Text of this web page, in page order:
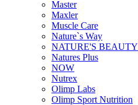
Master
Maxler
Muscle Care
Nature`s Way
NATURE'S BEAUTY
Natures Plus
NOW
Nutrex
Olimp Labs
Olimp Sport Nutrition